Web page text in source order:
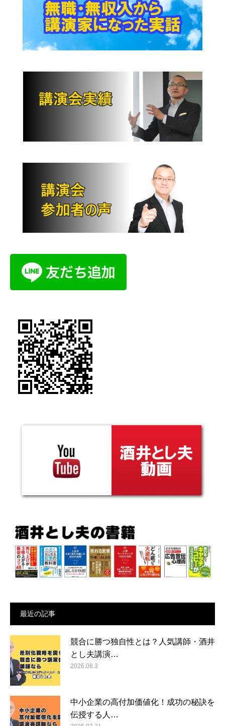
最近の記事
競合に勝つ独自性とは？人気講師・酒井
とし夫講演…
2026.08.3
中小企業の高付加価値化！成功の秘訣を
伝授する人…